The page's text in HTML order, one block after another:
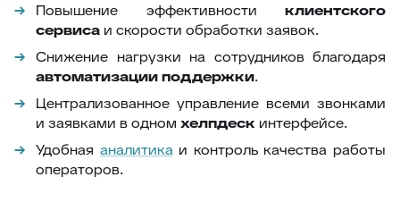
Повышение эффективности клиентского
сервиса и скорости обработки заявок.
Снижение нагрузки на сотрудников благодаря
автоматизации поддержки.
Централизованное управление всеми звонками
и заявками в одном хелпдеск интерфейсе.
Удобная аналитикаи контроль качества работы
операторов.